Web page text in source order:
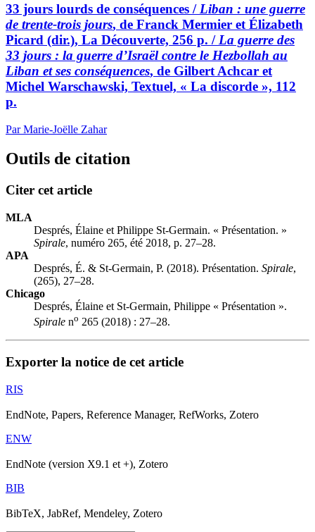
33 jours lourds de conséquences / Liban : une guerre
de trente-trois jours, de Franck Mermier et Élizabeth
Picard (dir.), La Découverte, 256 p. / La guerre des
33 jours : la guerre d’Israël contre le Hezbollah au
Liban et ses conséquences, de Gilbert Achcar et
Michel Warschawski, Textuel, « La discorde », 112
p.
Par Marie-Joëlle Zahar
Outils de citation
Citer cet article
MLA
Després, Élaine et Philippe St-Germain. « Présentation. »
Spirale, numéro 265, été 2018, p. 27–28.
APA
Després, É. & St-Germain, P. (2018). Présentation. Spirale,
(265), 27–28.
Chicago
Després, Élaine et St-Germain, Philippe « Présentation ».
Spirale no 265 (2018) : 27–28.
Exporter la notice de cet article
RIS
EndNote, Papers, Reference Manager, RefWorks, Zotero
ENW
EndNote (version X9.1 et +), Zotero
BIB
BibTeX, JabRef, Mendeley, Zotero